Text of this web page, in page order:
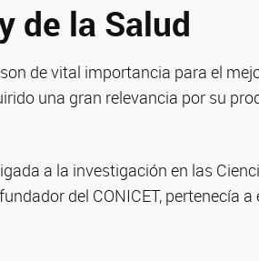
de la Salud
de vital importancia para el
una gran relevancia por su
a la investigación en las
del CONICET, pertenecía a